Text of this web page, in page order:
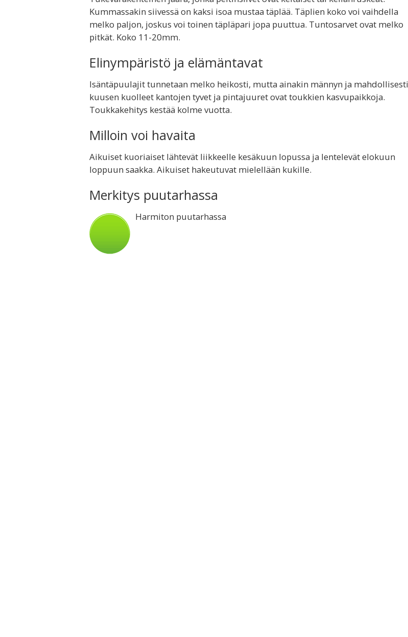
Kummassakin siivessä on kaksi isoa mustaa täplää. Täplien koko voi vaihdella
melko paljon, joskus voi toinen täpläpari jopa puuttua. Tuntosarvet ovat melko
pitkät. Koko 11-20mm.
Elinympäristö ja elämäntavat
Isäntäpuulajit tunnetaan melko heikosti, mutta ainakin männyn ja mahdollisesti
kuusen kuolleet kantojen tyvet ja pintajuuret ovat toukkien kasvupaikkoja.
Toukkakehitys kestää kolme vuotta.
Milloin voi havaita
Aikuiset kuoriaiset lähtevät liikkeelle kesäkuun lopussa ja lentelevät elokuun
loppuun saakka. Aikuiset hakeutuvat mielellään kukille.
Merkitys puutarhassa
Harmiton puutarhassa